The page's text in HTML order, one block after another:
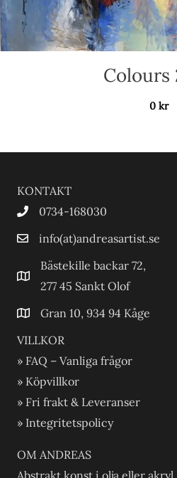
Colours
0 kr
KONTAKT
0734-168030
info(at)andreasartist.se
Bästekille backar 72,
277 45 Sankt Olof
Gran 10, 934 94 Kåge
VILLKOR
» FAQ – Vanliga frågor
» Köpvillkor
» Fri frakt & Leveranser
» Integritetspolicy
OM ANDREAS
Abstrakt konst i olja eller